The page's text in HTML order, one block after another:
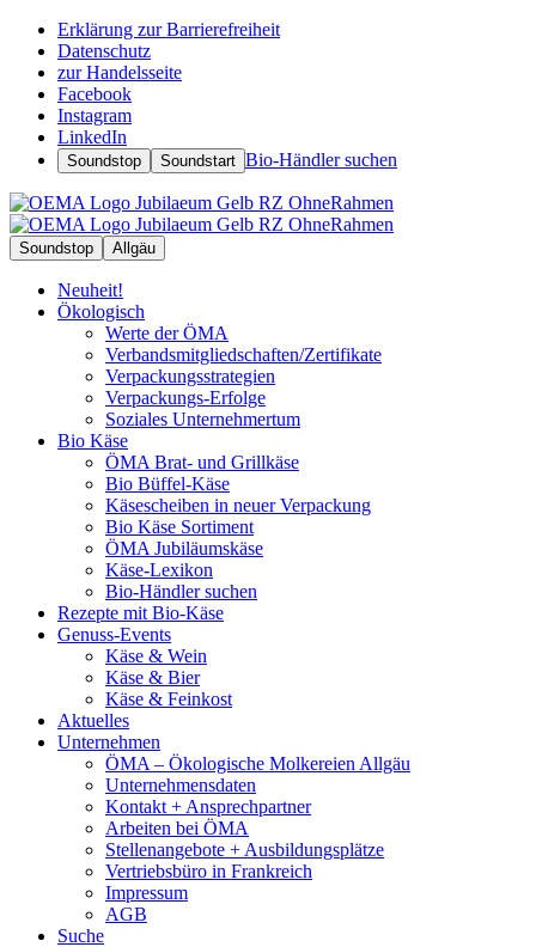
Erklärung zur Barrierefreiheit
Datenschutz
zur Handelsseite
Facebook
Instagram
LinkedIn
Soundstop Soundstart Bio-Händler suchen
Soundstop Allgäu
Neuheit!
Ökologisch
Werte der ÖMA
Verbandsmitgliedschaften/Zertifikate
Verpackungsstrategien
Verpackungs-Erfolge
Soziales Unternehmertum
Bio Käse
ÖMA Brat- und Grillkäse
Bio Büffel-Käse
Käsescheiben in neuer Verpackung
Bio Käse Sortiment
ÖMA Jubiläumskäse
Käse-Lexikon
Bio-Händler suchen
Rezepte mit Bio-Käse
Genuss-Events
Käse & Wein
Käse & Bier
Käse & Feinkost
Aktuelles
Unternehmen
ÖMA – Ökologische Molkereien Allgäu
Unternehmensdaten
Kontakt + Ansprechpartner
Arbeiten bei ÖMA
Stellenangebote + Ausbildungsplätze
Vertriebsbüro in Frankreich
Impressum
AGB
Suche